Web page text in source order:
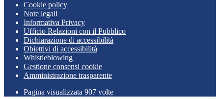
Cookie policy
Note legali
Informativa Privacy
Ufficio Relazioni con il Pubblico
Dichiarazione di accessibilità
Obiettivi di accessibilità
Whistleblowing
Gestione consensi cookie
Amministrazione trasparente
Pagina visualizzata 907 volte